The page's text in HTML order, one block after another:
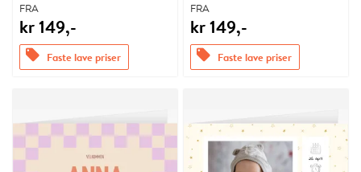
FRA
kr 149,-
offers Faste lave priser
FRA
kr 149,-
offers Faste lave priser